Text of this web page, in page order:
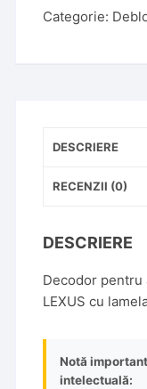
2IN1
Categorie:
DESCRIERE
RECENZII (0)
DESCRIERE
Decodor pentru
LEXUS cu
Notă
intelectuală: